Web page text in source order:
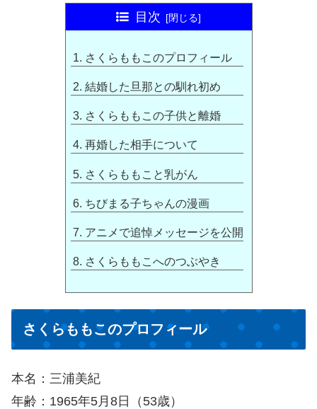
目次
さくらももこのプロフィール
結婚した旦那との馴れ初め
さくらももこの子供と離婚
再婚した相手について
さくらももこと乳がん
ちびまる子ちゃんの漫画
アニメで追悼メッセージを公開
さくらももこへのつぶやき
さくらももこのプロフィール
本名：三浦美紀
年齢：1965年5月8日（53歳）